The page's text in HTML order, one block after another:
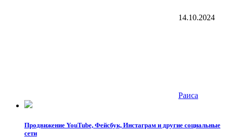
14.10.2024
Раиса
Продвижение YouTube, Фейсбук, Инстаграм и другие социальные
сети